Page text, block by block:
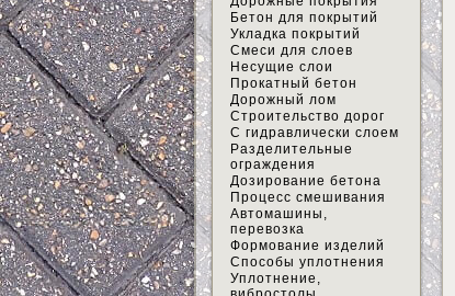
Бетон для покрытий
Укладка покрытий
Смеси для слоев
Несущие слои
Прокатный бетон
Дорожный лом
Строительство дорог
С гидравлически слоем
Разделительные
ограждения
Дозирование бетона
Процесс смешивания
Автомашины,
перевозка
Формование изделий
Способы уплотнения
Уплотнение,